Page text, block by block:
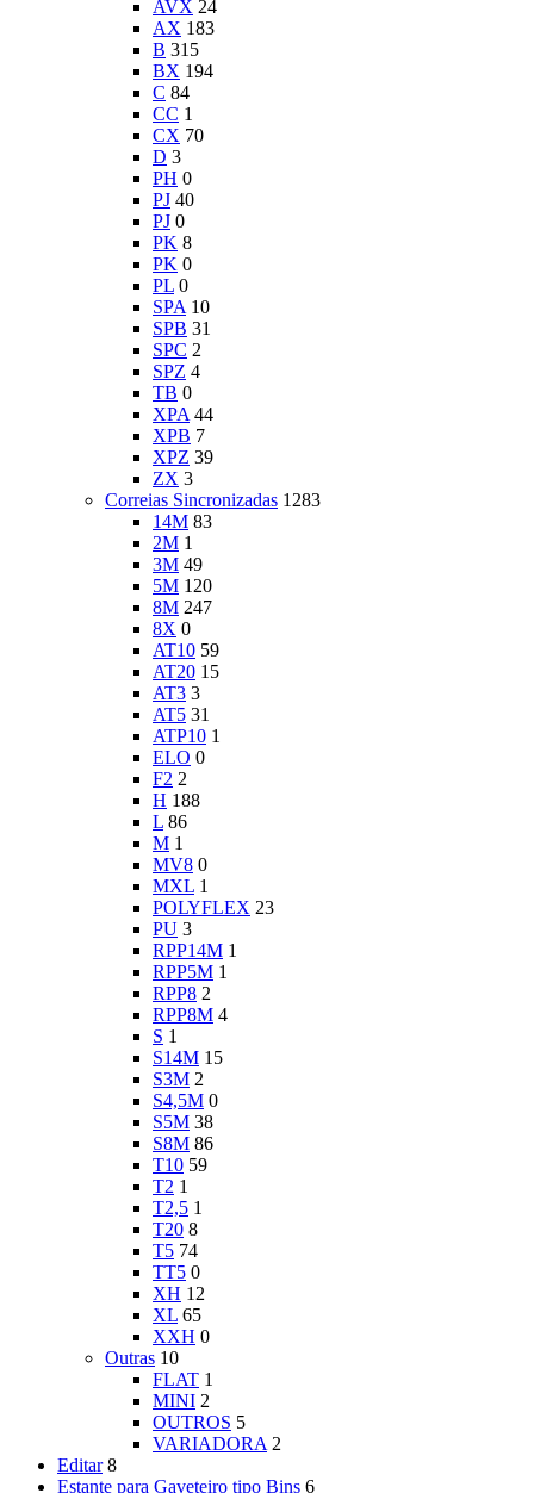
AVX 24
AX 183
B 315
BX 194
C 84
CC 1
CX 70
D 3
PH 0
PJ 40
PJ 0
PK 8
PK 0
PL 0
SPA 10
SPB 31
SPC 2
SPZ 4
TB 0
XPA 44
XPB 7
XPZ 39
ZX 3
Correias Sincronizadas 1283
14M 83
2M 1
3M 49
5M 120
8M 247
8X 0
AT10 59
AT20 15
AT3 3
AT5 31
ATP10 1
ELO 0
F2 2
H 188
L 86
M 1
MV8 0
MXL 1
POLYFLEX 23
PU 3
RPP14M 1
RPP5M 1
RPP8 2
RPP8M 4
S 1
S14M 15
S3M 2
S4,5M 0
S5M 38
S8M 86
T10 59
T2 1
T2,5 1
T20 8
T5 74
TT5 0
XH 12
XL 65
XXH 0
Outras 10
FLAT 1
MINI 2
OUTROS 5
VARIADORA 2
Editar 8
Estante para Gaveteiro tipo Bins 6